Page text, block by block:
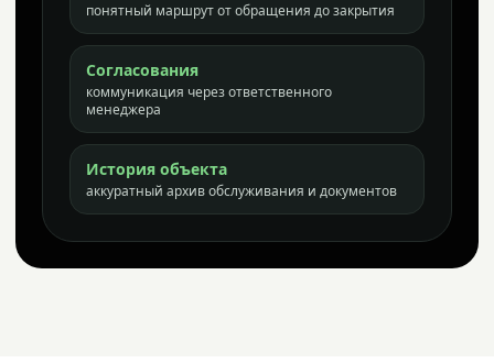
понятный маршрут от обращения до закрытия
Согласования
коммуникация через ответственного
менеджера
История объекта
аккуратный архив обслуживания и документов